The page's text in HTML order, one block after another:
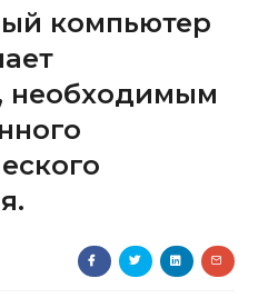
компьютер
необходимым